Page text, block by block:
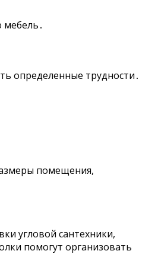
определенные трудности․
помещения,
угловой сантехники,
помогут организовать